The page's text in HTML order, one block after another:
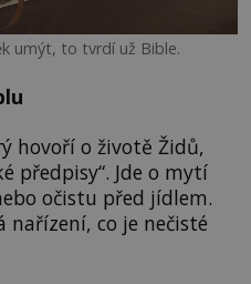
umýt, to tvrdí už Bible.
hovoří o životě Židů,
předpisy“. Jde o mytí
očistu před jídlem.
nařízení, co je nečisté